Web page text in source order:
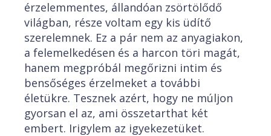
érzelemmentes, állandóan zsörtölődő
világban, része voltam egy kis üdítő
szerelemnek. Ez a pár nem az anyagiakon,
a felemelkedésen és a harcon töri magát,
hanem megpróbál megőrizni intim és
bensőséges érzelmeket a további
életükre. Tesznek azért, hogy ne múljon
gyorsan el az, ami összetarthat két
embert. Irigylem az igyekezetüket.